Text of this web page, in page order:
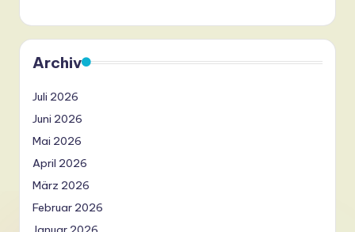
Archiv
Juli 2026
Juni 2026
Mai 2026
April 2026
März 2026
Februar 2026